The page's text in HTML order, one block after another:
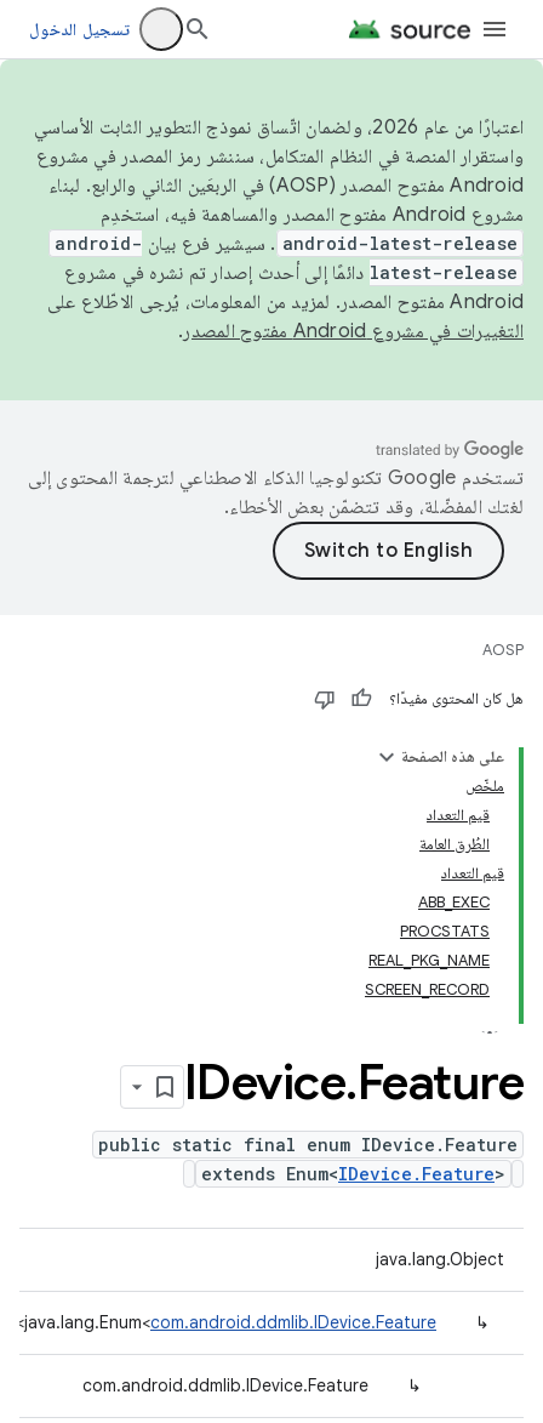
تسجيل الدخول
اعتبارًا من عام 2026، ولضمان اتّساق نموذج التطوير الثابت الأساسي
واستقرار المنصة في النظام المتكامل، سننشر رمز المصدر في مشروع
Android مفتوح المصدر (AOSP) في الربعَين الثاني والرابع. لبناء
مشروع Android مفتوح المصدر والمساهمة فيه، استخدِم
android-latest-release . سيشير فرع بيان android-
latest-release دائمًا إلى أحدث إصدار تم نشره في مشروع
Android مفتوح المصدر. لمزيد من المعلومات، يُرجى الاطّلاع على
التغييرات في مشروع Android مفتوح المصدر
.
تستخدم Google تكنولوجيا الذكاء الاصطناعي لترجمة المحتوى إلى
لغتك المفضّلة، وقد تتضمّن بعض الأخطاء.
AOSP
هل كان المحتوى مفيدًا؟
على هذه الصفحة
ملخّص
قيم التعداد
الطُرق العامة
قيم التعداد
ABB_EXEC
PROCSTATS
REAL_PKG_NAME
SCREEN_RECORD
IDevice.Feature
public static final enum IDevice.Feature
extends Enum<IDevice.Feature>
java.lang.Object
↳
java.lang.Enum<com.android.ddmlib.IDevice.Feature
>
↳
com.android.ddmlib.IDevice.Feature